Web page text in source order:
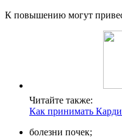
К повышению могут
Читайте также:
Как принимать
болезни почек;